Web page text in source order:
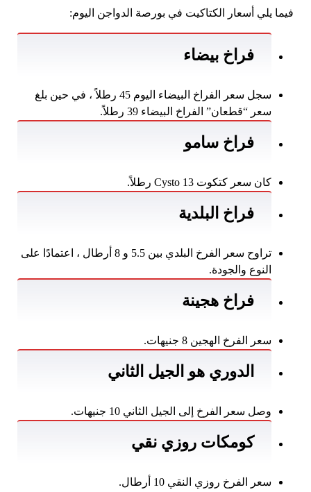
فيما يلي أسعار الكتاكيت في بورصة الدواجن اليوم:
فراخ بيضاء
سجل سعر الفراخ البيضاء اليوم 45 رطلاً ، في حين بلغ
سعر “قطعان” الفراخ البيضاء 39 رطلاً.
فراخ سامو
كان سعر كتكوت Cysto 13 رطلاً.
فراخ البلدية
تراوح سعر الفرخ البلدي بين 5.5 و 8 أرطال ، اعتمادًا على
النوع والجودة.
فراخ هجينة
سعر الفرخ الهجين 8 جنيهات.
الدوري هو الجيل الثاني
وصل سعر الفرخ إلى الجيل الثاني 10 جنيهات.
كومكات روزي نقي
سعر الفرخ روزي النقي 10 أرطال.